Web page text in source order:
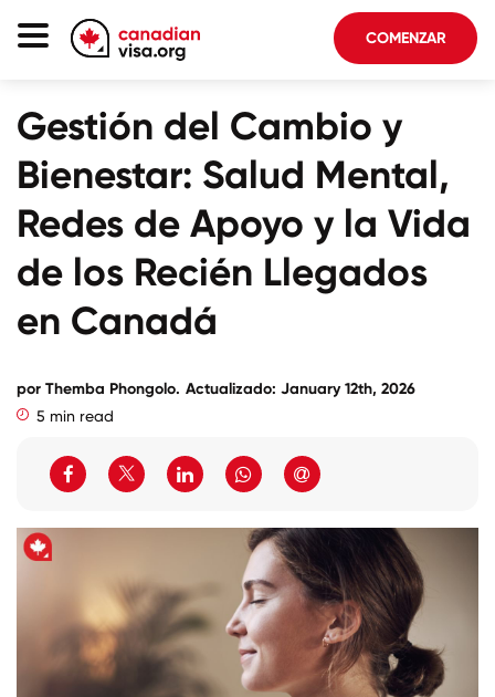
COMENZAR
Gestión del Cambio y
Bienestar: Salud Mental,
Redes de Apoyo y la Vida
de los Recién Llegados
en Canadá
por Themba Phongolo. Actualizado: January 12th, 2026
5 min read
Acerca De Nosotros
Blog
FAQ
Iniciar sesión en su cuenta
Seleccionar idioma
+1 604 449 1200